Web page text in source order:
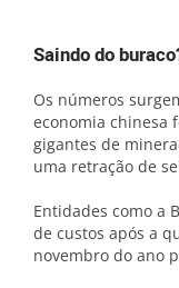
Saindo do
Os números
economia chinesa
gigantes de
uma retração de
Entidades como a
de custos após a
novembro do ano